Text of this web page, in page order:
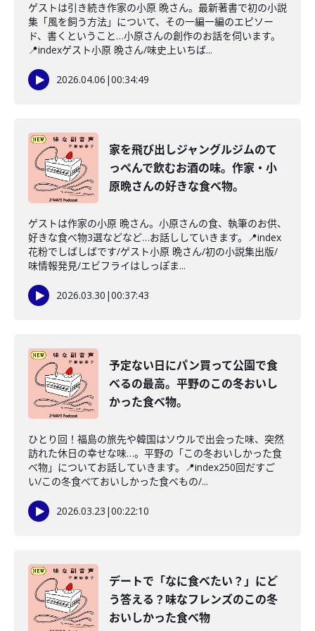
ゲストは引き続き作家の小原 晩さん。最新著書で初の小説
集「風を飼う方法」について、その一編一編のエピソー
ド、書くということ…小原さんの創作のお話を伺います。
📍indexゲスト小原 晩さん/味史上いちば...
2026.04.06 |00:34:49
家を飛び出しジャングルジムのて
っぺんで飲むお酒の味。作家・小
原晩さんの好きな食べ物。
ゲストは作家の小原 晩さん。小原さんの食、執筆のお供、
好きな食べ物3選などなど…お話ししていきます。📍index
花粉でしばしばです/ゲスト小原 晩さん/初の小説集出版/
味情報発見/エビフライはしっぽま...
2026.03.30 |00:37:43
予定ない日にパン買って公園で食
べるの最高。平野のこの冬おいし
かった食べ物。
ひとり回！福島の旅先や韓国はソウルで出会った味、突然
訪れた休日の幸せな味…。平野の「この冬おいしかった食
べ物」についてお話していきます。📍index250回だすご
い/この冬食べておいしかった食べもの/...
2026.03.23 |00:22:10
デートで「なに食べたい？」にど
う答える？味なフレンズのこの冬
おいしかった食べ物